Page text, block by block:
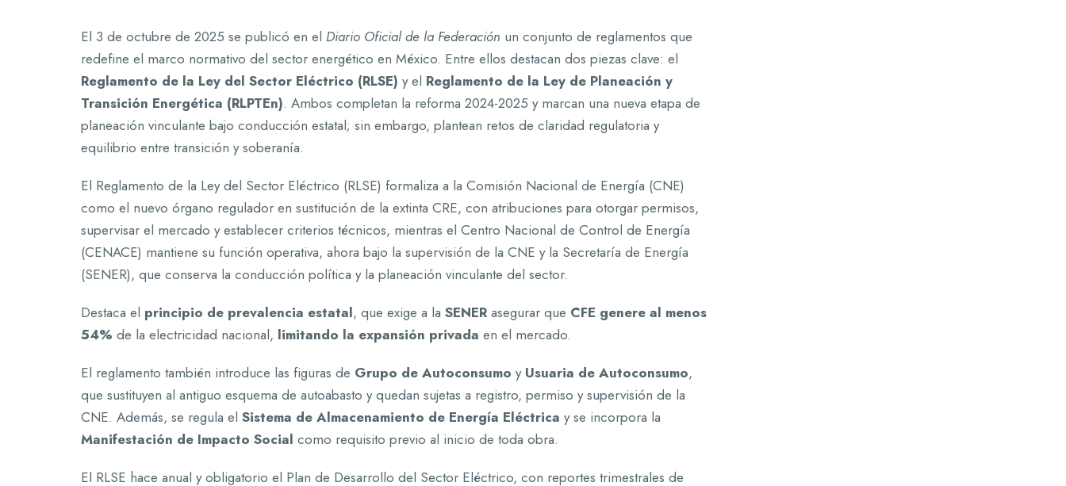
El 3 de octubre de 2025 se publicó en el Diario Oficial de la Federación un conjunto de reglamentos que
redefine el marco normativo del sector energético en México. Entre ellos destacan dos piezas clave: el
Reglamento de la Ley del Sector Eléctrico (RLSE) y el Reglamento de la Ley de Planeación y
Transición Energética (RLPTEn). Ambos completan la reforma 2024-2025 y marcan una nueva etapa de
planeación vinculante bajo conducción estatal; sin embargo, plantean retos de claridad regulatoria y
equilibrio entre transición y soberanía.
El Reglamento de la Ley del Sector Eléctrico (RLSE) formaliza a la Comisión Nacional de Energía (CNE)
como el nuevo órgano regulador en sustitución de la extinta CRE, con atribuciones para otorgar permisos,
supervisar el mercado y establecer criterios técnicos, mientras el Centro Nacional de Control de Energía
(CENACE) mantiene su función operativa, ahora bajo la supervisión de la CNE y la Secretaría de Energía
(SENER), que conserva la conducción política y la planeación vinculante del sector.
Destaca el principio de prevalencia estatal, que exige a la SENER asegurar que CFE genere al menos
54% de la electricidad nacional, limitando la expansión privada en el mercado.
El reglamento también introduce las figuras de Grupo de Autoconsumo y Usuaria de Autoconsumo,
que sustituyen al antiguo esquema de autoabasto y quedan sujetas a registro, permiso y supervisión de la
CNE. Además, se regula el Sistema de Almacenamiento de Energía Eléctrica y se incorpora la
Manifestación de Impacto Social como requisito previo al inicio de toda obra.
El RLSE hace anual y obligatorio el Plan de Desarrollo del Sector Eléctrico, con reportes trimestrales de